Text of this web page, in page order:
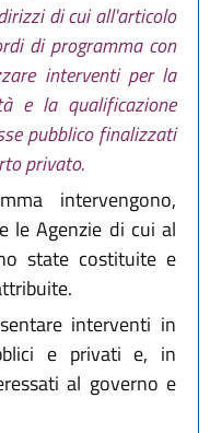
di cui all'articolo
di programma con
interventi per la
e la qualificazione
pubblico finalizzati
privato.
intervengono,
le Agenzie di cui al
state costituite e
interventi in
e privati e, in
al governo e